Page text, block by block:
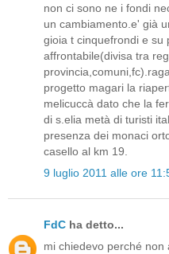
non ci sono ne i fondi
un cambiamento.e' già
gioia t cinquefrondi e su
affrontabile(divisa tra
progetto magari la
melicuccà dato che la
di s.elia metà di turisti
presenza dei monaci
casello al km 19.
9 luglio 2011 alle ore
FdC ha detto...
mi chiedevo perché